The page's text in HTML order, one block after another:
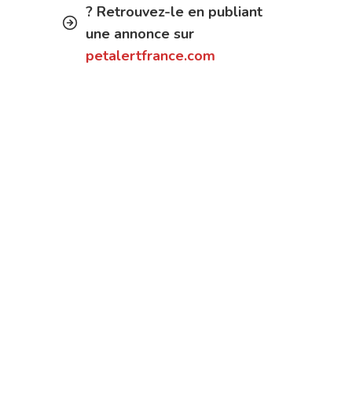
? Retrouvez-le en publiant
une annonce sur
petalertfrance.com